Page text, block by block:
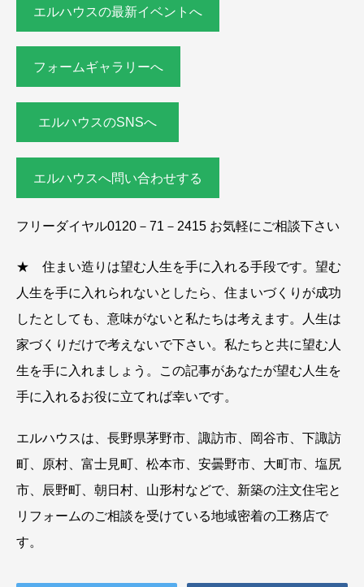
エルハウスの最新イベントへ
フォームギャラリーへ
エルハウスのSNSへ
エルハウスへ問い合わせする
フリーダイヤル0120－71－2415 お気軽にご相談下さい
★ 住まい造りは望む人生を手に入れる手段です。望む
人生を手に入れられないとしたら、住まいづくりが成功
したとしても、意味がないと私たちは考えます。人生は
家づくりだけで考えないで下さい。私たちと共に望む人
生を手に入れましょう。この記事があなたが望む人生を
手に入れるお役に立てれば幸いです。
エルハウスは、長野県茅野市、諏訪市、岡谷市、下諏訪
町、原村、富士見町、松本市、安曇野市、大町市、塩尻
市、辰野町、朝日村、山形村などで、新築の注文住宅と
リフォームのご相談を受けている地域密着の工務店で
す。